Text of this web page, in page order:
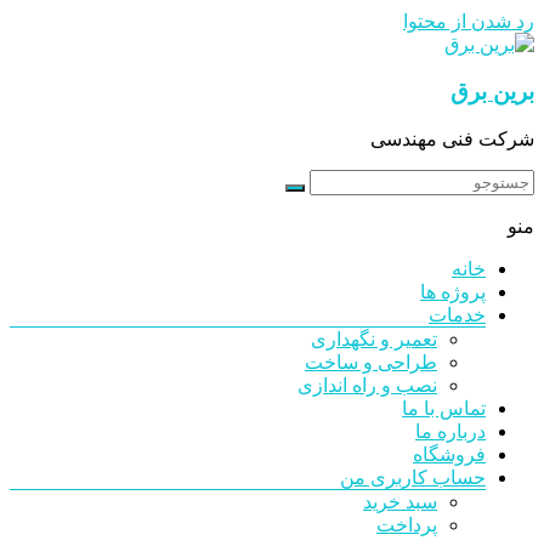
رد شدن از محتوا
برین برق
شرکت فنی مهندسی
منو
خانه
پروژه ها
خدمات
تعمیر و نگهداری
طراحی و ساخت
نصب و راه اندازی
تماس با ما
درباره ما
فروشگاه
حساب کاربری من
سبد خرید
پرداخت